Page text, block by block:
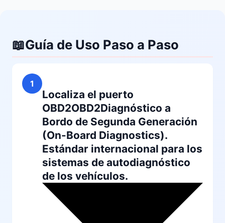
📖Guía de Uso Paso a Paso
1
Localiza el puerto
OBD2OBD2Diagnóstico a
Bordo de Segunda Generación
(On-Board Diagnostics).
Estándar internacional para los
sistemas de autodiagnóstico
de los vehículos.